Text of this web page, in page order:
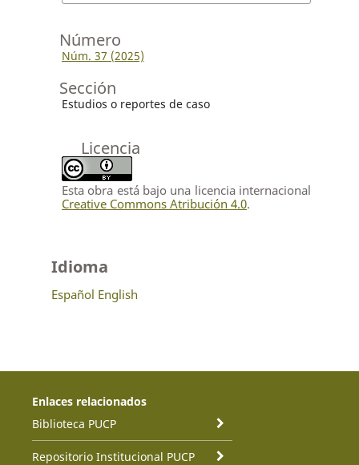
Número
Núm. 37 (2025)
Sección
Estudios o reportes de caso
Licencia
Esta obra está bajo una licencia internacional
Creative Commons Atribución 4.0.
Idioma
Español English
Enlaces relacionados
Biblioteca PUCP
Repositorio Institucional PUCP